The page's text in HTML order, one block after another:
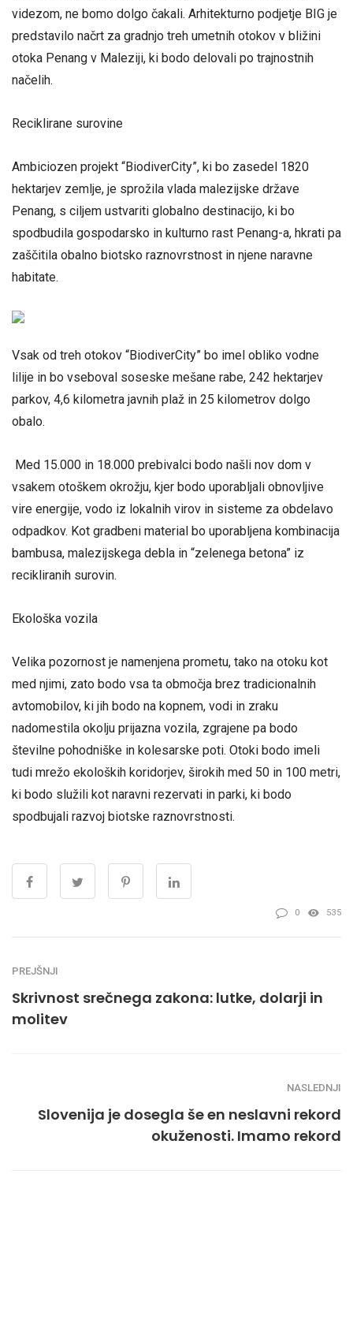
videzom, ne bomo dolgo čakali. Arhitekturno podjetje BIG je
predstavilo načrt za gradnjo treh umetnih otokov v bližini
otoka Penang v Maleziji, ki bodo delovali po trajnostnih
načelih.
Reciklirane surovine
Ambiciozen projekt “BiodiverCity”, ki bo zasedel 1820
hektarjev zemlje, je sprožila vlada malezijske države
Penang, s ciljem ustvariti globalno destinacijo, ki bo
spodbudila gospodarsko in kulturno rast Penang-a, hkrati pa
zaščitila obalno biotsko raznovrstnost in njene naravne
habitate.
Vsak od treh otokov “BiodiverCity” bo imel obliko vodne
lilije in bo vseboval soseske mešane rabe, 242 hektarjev
parkov, 4,6 kilometra javnih plaž in 25 kilometrov dolgo
obalo.
Med 15.000 in 18.000 prebivalci bodo našli nov dom v
vsakem otoškem okrožju, kjer bodo uporabljali obnovljive
vire energije, vodo iz lokalnih virov in sisteme za obdelavo
odpadkov. Kot gradbeni material bo uporabljena kombinacija
bambusa, malezijskega debla in “zelenega betona” iz
recikliranih surovin.
Ekološka vozila
Velika pozornost je namenjena prometu, tako na otoku kot
med njimi, zato bodo vsa ta območja brez tradicionalnih
avtomobilov, ki jih bodo na kopnem, vodi in zraku
nadomestila okolju prijazna vozila, zgrajene pa bodo
številne pohodniške in kolesarske poti. Otoki bodo imeli
tudi mrežo ekoloških koridorjev, širokih med 50 in 100 metri,
ki bodo služili kot naravni rezervati in parki, ki bodo
spodbujali razvoj biotske raznovrstnosti.
0 535
PREJŠNJI
Skrivnost srečnega zakona: lutke, dolarji in
molitev
NASLEDNJI
Slovenija je dosegla še en neslavni rekord
okuženosti. Imamo rekord